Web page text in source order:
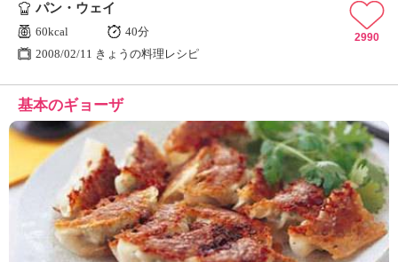
パン・ウェイ
60kcal
40分
2008/02/11 きょうの料理レシピ
2990
基本のギョーザ